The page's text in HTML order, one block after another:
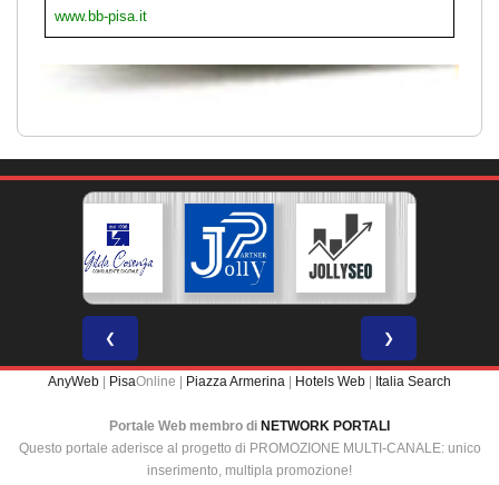
www.bb-pisa.it
❮ ❯
AnyWeb PisaOnline | Piazza Armerina Hotels Web Italia Search
Portale Web membro di NETWORK PORTALI
Questo portale aderisce al progetto di PROMOZIONE MULTI-CANALE: unico
inserimento, multipla promozione!